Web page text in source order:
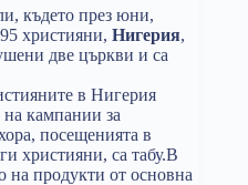
където през юни,
християни, Нигерия,
две църкви и са
в Нигерия
на кампании за
посещенията в
християни, са табу.В
на продукти от основна